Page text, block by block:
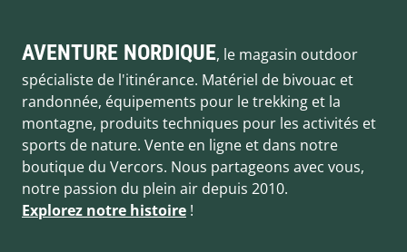
AVENTURE NORDIQUE, le magasin outdoor
spécialiste de l'itinérance. Matériel de bivouac et
randonnée, équipements pour le trekking et la
montagne, produits techniques pour les activités et
sports de nature. Vente en ligne et dans notre
boutique du Vercors. Nous partageons avec vous,
notre passion du plein air depuis 2010.
Explorez notre histoire !